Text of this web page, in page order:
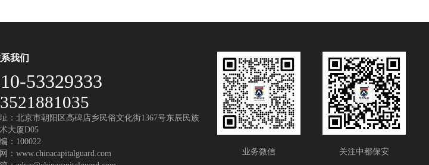
我们
53329333
：北京市朝阳区高碑店乡民俗文化街1367号东辰民族
大厦D05
：100022
：www.chinacapitalguard.com
业务微信 关注中都保安